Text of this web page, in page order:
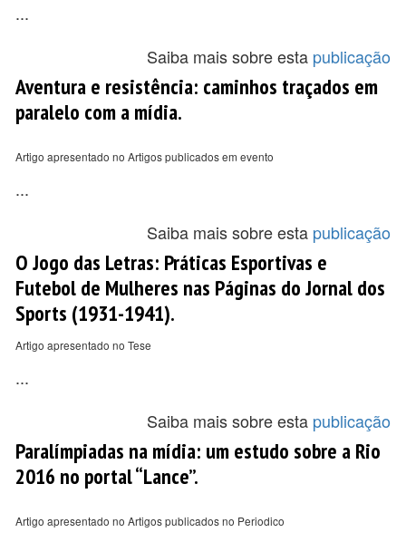
...
Saiba mais sobre esta publicação
Aventura e resistência: caminhos traçados em
paralelo com a mídia.
Artigo apresentado no Artigos publicados em evento
...
Saiba mais sobre esta publicação
O Jogo das Letras: Práticas Esportivas e
Futebol de Mulheres nas Páginas do Jornal dos
Sports (1931-1941).
Artigo apresentado no Tese
...
Saiba mais sobre esta publicação
Paralímpiadas na mídia: um estudo sobre a Rio
2016 no portal “Lance”.
Artigo apresentado no Artigos publicados no Periodico